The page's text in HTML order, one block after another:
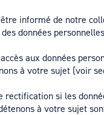
informé de notre
données
aux données
à votre sujet (voir
rectification si les
à votre sujet